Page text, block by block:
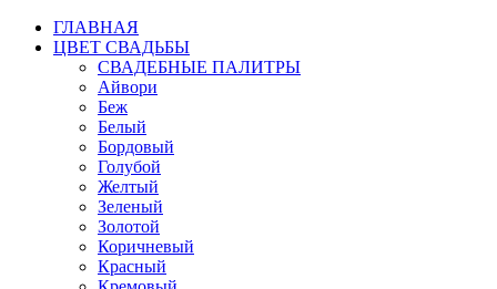
ГЛАВНАЯ
ЦВЕТ СВАДЬБЫ
СВАДЕБНЫЕ ПАЛИТРЫ
Айвори
Беж
Белый
Бордовый
Голубой
Желтый
Зеленый
Золотой
Коричневый
Красный